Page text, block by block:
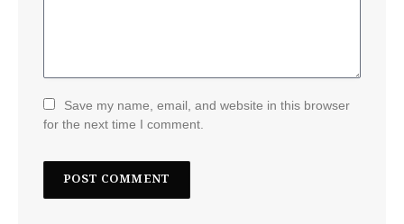
Save my name, email, and website in this browser
for the next time I comment.